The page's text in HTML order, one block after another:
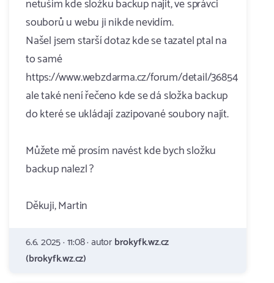
netuším kde složku backup najít, ve správci
souborů u webu ji nikde nevidím.
Našel jsem starší dotaz kde se tazatel ptal na
to samé
https://www.webzdarma.cz/forum/detail/36854
ale také není řečeno kde se dá složka backup
do které se ukládají zazipované soubory najít.
Můžete mě prosím navést kde bych složku
backup nalezl ?
Děkuji, Martin
6.6. 2025 · 11:08 · autorbrokyfk.wz.cz
(brokyfk.wz.cz)